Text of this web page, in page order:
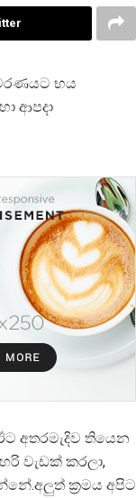
භය
ආපදා
අතරමැදිව තියෙන
වැඩක් කරලා,
ක්‍රමය අපිට